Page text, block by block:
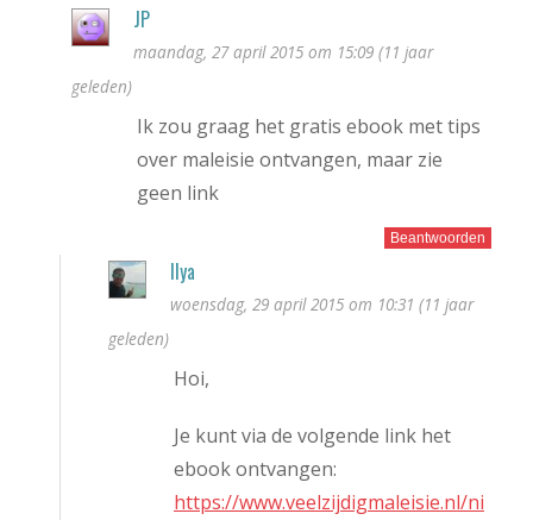
JP
maandag, 27 april 2015 om 15:09 (11 jaar
geleden)
Ik zou graag het gratis ebook met tips
over maleisie ontvangen, maar zie
geen link
Beantwoorden
Ilya
woensdag, 29 april 2015 om 10:31 (11 jaar
geleden)
Hoi,
Je kunt via de volgende link het
ebook ontvangen:
https://www.veelzijdigmaleisie.nl/ni